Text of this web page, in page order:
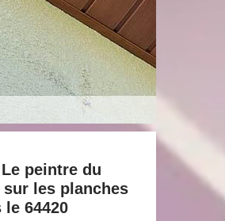
peintre du
les planches
64420